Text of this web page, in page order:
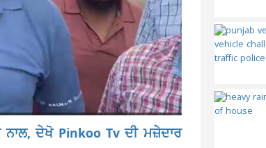
ਦੇਖੋ Pinkoo Tv ਦੀ ਮਜ਼ੇਦਾਰ